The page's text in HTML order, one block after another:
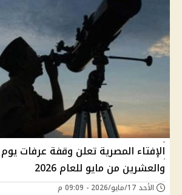
الإفتاء المصرية تعلن وقفة عرفات
والعشرين من مايو للعام 2026
الأحد 17/مايو/2026 - 09:09 م